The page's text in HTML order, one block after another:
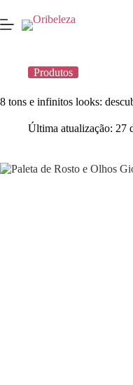
para
o
Produtos
8 tons e infinitos looks:
Última atualização: 27